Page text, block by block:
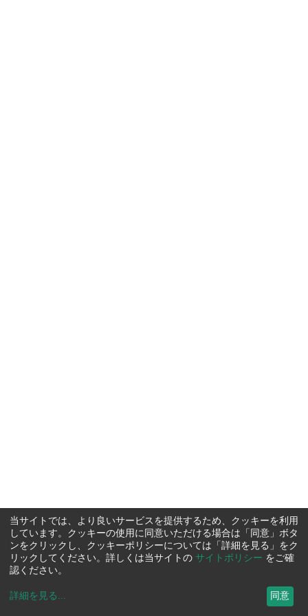
当サイトでは、より良いサービスを提供するため、クッキーを利用
しています。クッキーの使用に同意いただける場合は「同意」ボタ
ンをクリックし、クッキーポリシーについては「詳細を見る」をク
リックしてください。詳しくは当サイトの サイトポリシー をご確
認ください。
詳細を見る ... 同意